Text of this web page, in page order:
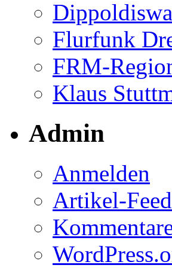
Flurfunk
FRM-
Klaus
Admin
Anmelden
Artikel-